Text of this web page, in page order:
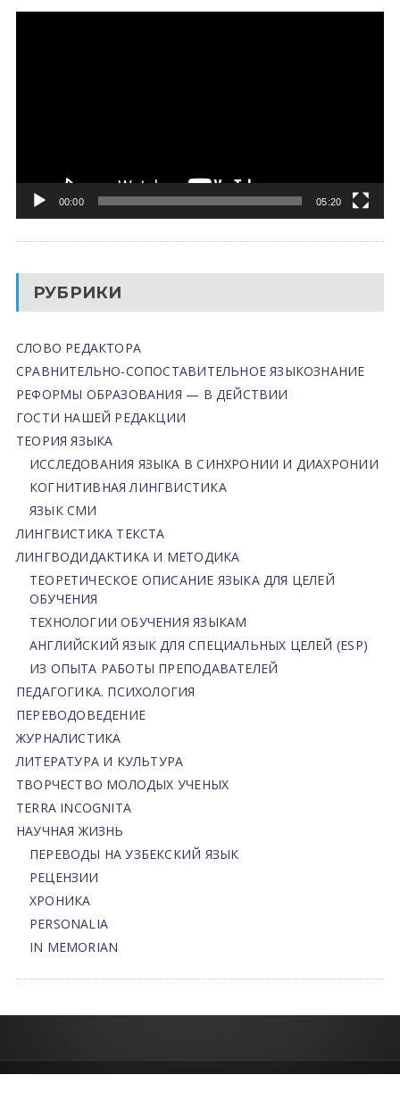
00:00 05:20
РУБРИКИ
СЛОВО РЕДАКТОРА
СРАВНИТЕЛЬНО-СОПОСТАВИТЕЛЬНОЕ ЯЗЫКОЗНАНИЕ
РЕФОРМЫ ОБРАЗОВАНИЯ — В ДЕЙСТВИИ
ГОСТИ НАШЕЙ РЕДАКЦИИ
ТЕОРИЯ ЯЗЫКА
ИССЛЕДОВАНИЯ ЯЗЫКА В СИНХРОНИИ И ДИАХРОНИИ
КОГНИТИВНАЯ ЛИНГВИСТИКА
ЯЗЫК СМИ
ЛИНГВИСТИКА ТЕКСТА
ЛИНГВОДИДАКТИКА И МЕТОДИКА
ТЕОРЕТИЧЕСКОЕ ОПИСАНИЕ ЯЗЫКА ДЛЯ ЦЕЛЕЙ
ОБУЧЕНИЯ
ТЕХНОЛОГИИ ОБУЧЕНИЯ ЯЗЫКАМ
АНГЛИЙСКИЙ ЯЗЫК ДЛЯ СПЕЦИАЛЬНЫХ ЦЕЛЕЙ (ESP)
ИЗ ОПЫТА РАБОТЫ ПРЕПОДАВАТЕЛЕЙ
ПЕДАГОГИКА. ПСИХОЛОГИЯ
ПЕРЕВОДОВЕДЕНИЕ
ЖУРНАЛИСТИКА
ЛИТЕРАТУРА И КУЛЬТУРА
ТВОРЧЕСТВО МОЛОДЫХ УЧЕНЫХ
TERRA INCOGNITA
НАУЧНАЯ ЖИЗНЬ
ПЕРЕВОДЫ НА УЗБЕКСКИЙ ЯЗЫК
РЕЦЕНЗИИ
ХРОНИКА
PERSONALIA
IN MEMORIAN